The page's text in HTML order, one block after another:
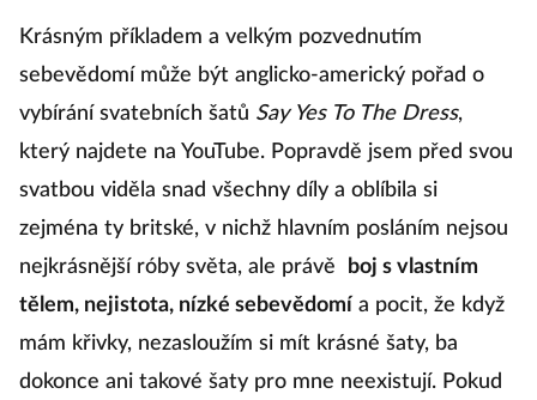
Krásným příkladem a velkým pozvednutím
sebevědomí může být anglicko-americký pořad o
vybírání svatebních šatů Say Yes To The Dress,
který najdete na YouTube. Popravdě jsem před svou
svatbou viděla snad všechny díly a oblíbila si
zejména ty britské, v nichž hlavním posláním nejsou
nejkrásnější róby světa, ale právě
boj s vlastním
tělem, nejistota, nízké sebevědomí a pocit, že když
mám křivky, nezasloužím si mít krásné šaty, ba
dokonce ani takové šaty pro mne neexistují. Pokud